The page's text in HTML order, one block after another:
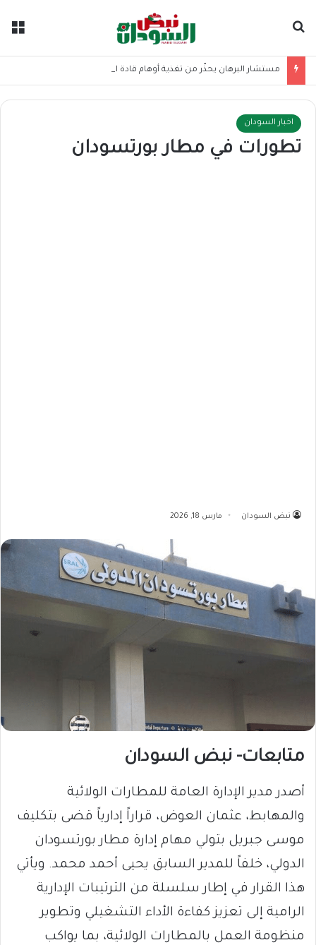
مستشار البرهان يحذّر من تغذية أوهام قادة الميليشيا
اخبار السودان
تطورات في مطار بورتسودان
نبض السودان مارس 18, 2026
متابعات- نبض السودان
أصدر مدير الإدارة العامة للمطارات الولائية
والمهابط، عثمان العوض، قراراً إدارياً قضى بتكليف
موسى جبريل بتولي مهام إدارة مطار بورتسودان
الدولي، خلفاً للمدير السابق يحيى أحمد محمد. ويأتي
هذا القرار في إطار سلسلة من الترتيبات الإدارية
الرامية إلى تعزيز كفاءة الأداء التشغيلي وتطوير
منظومة العمل بالمطارات الولائية، بما يواكب